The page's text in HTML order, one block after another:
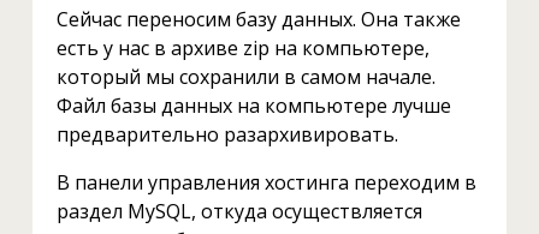
Сейчас переносим базу данных. Она также
есть у нас в архиве zip на компьютере,
который мы сохранили в самом начале.
Файл базы данных на компьютере лучше
предварительно разархивировать.
В панели управления хостинга переходим в
раздел MySQL, откуда осуществляется